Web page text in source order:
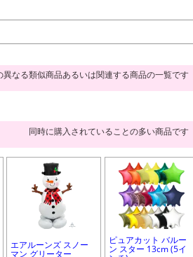
異なる類似商品あるいは関連する商品の一覧です
同時に購入されていることの多い商品です
エアルーンズ スノー
マン グリーター
ピュアカット バルー
ン スター 13cm (5イ